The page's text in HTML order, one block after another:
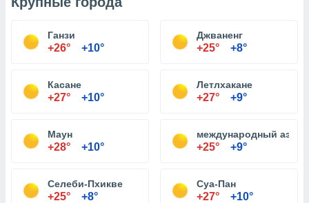
Ганзи
+26° +10°
Джваненг
+25° +8°
Касане
+27° +10°
Летлхакане
+27° +9°
Маун
+28° +10°
международный
+25° +9°
Селеби-Пхикве
+25° +8°
Суа-Пан
+27° +10°